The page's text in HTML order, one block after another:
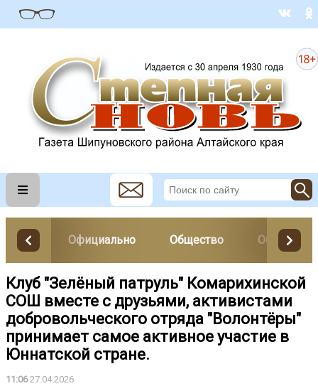
Официально Общество
Клуб "Зелёный патруль" Комарихинской
СОШ вместе с друзьями, активистами
добровольческого отряда "Волонтёры"
принимает самое активное участие в
Юннатской стране.
11:0627.04.2026